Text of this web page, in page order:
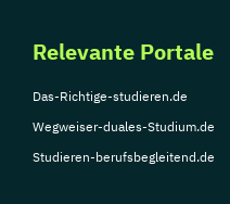
Relevante Portale
Das-Richtige-studieren.de
Wegweiser-duales-Studium.de
Studieren-berufsbegleitend.de